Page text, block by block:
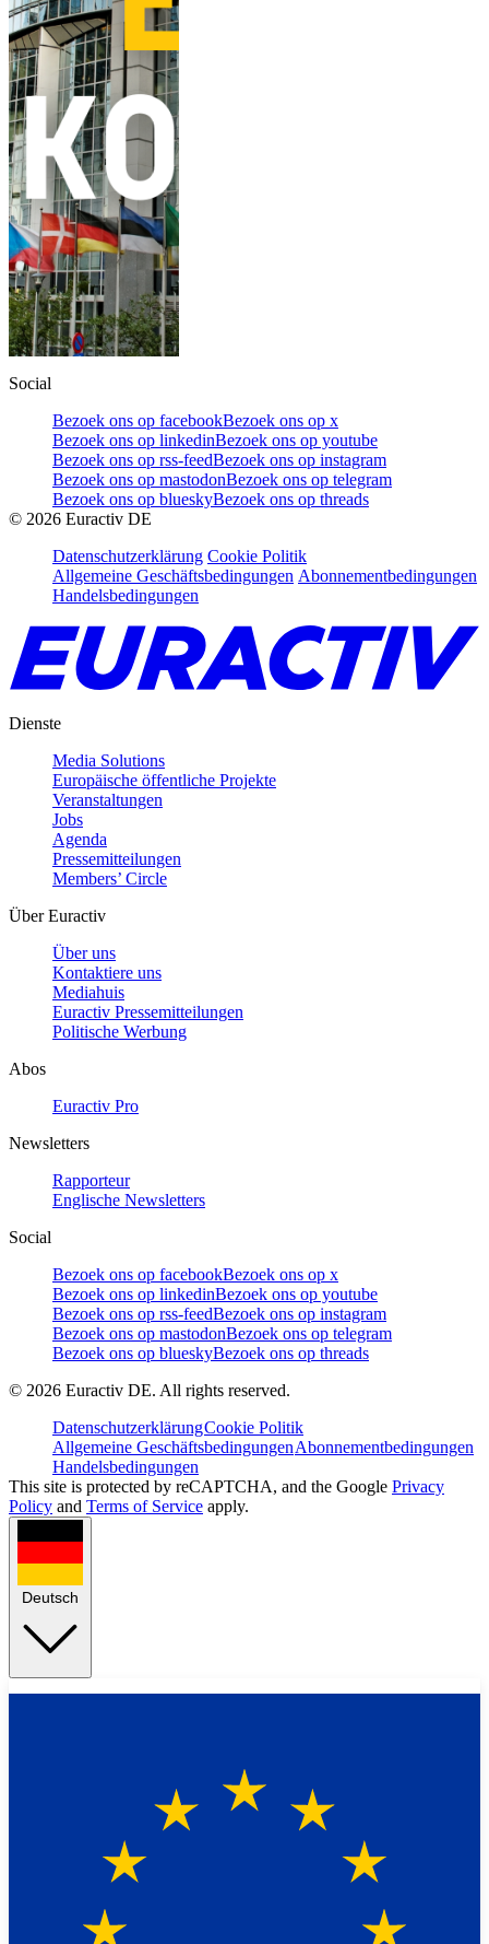
Social
Bezoek ons op facebookBezoek ons op x
Bezoek ons op linkedinBezoek ons op youtube
Bezoek ons op rss-feedBezoek ons op instagram
Bezoek ons op mastodonBezoek ons op telegram
Bezoek ons op blueskyBezoek ons op threads
© 2026 Euractiv DE
Datenschutzerklärung Cookie Politik
Allgemeine Geschäftsbedingungen Abonnementbedingungen
Handelsbedingungen
Dienste
Media Solutions
Europäische öffentliche Projekte
Veranstaltungen
Jobs
Agenda
Pressemitteilungen
Members’ Circle
Über Euractiv
Über uns
Kontaktiere uns
Mediahuis
Euractiv Pressemitteilungen
Politische Werbung
Abos
Euractiv Pro
Newsletters
Rapporteur
Englische Newsletters
Social
Bezoek ons op facebookBezoek ons op x
Bezoek ons op linkedinBezoek ons op youtube
Bezoek ons op rss-feedBezoek ons op instagram
Bezoek ons op mastodonBezoek ons op telegram
Bezoek ons op blueskyBezoek ons op threads
© 2026 Euractiv DE. All rights reserved.
DatenschutzerklärungCookie Politik
Allgemeine GeschäftsbedingungenAbonnementbedingungen
Handelsbedingungen
This site is protected by reCAPTCHA, and the Google Privacy
Policy and Terms of Service apply.
Deutsch